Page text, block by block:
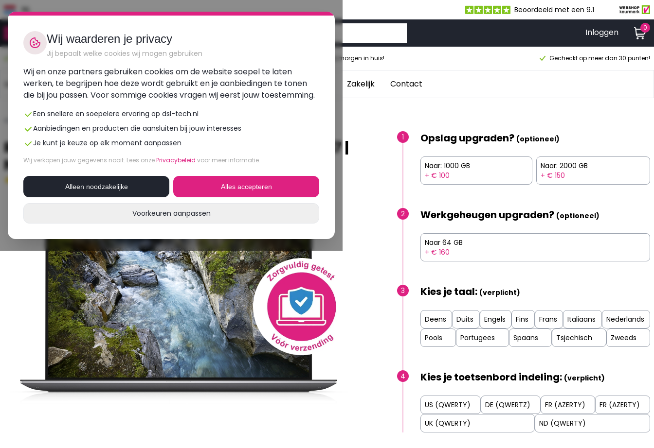
NL Beoordeeld met een 9.1
Inloggen 0
Duurzaam, betaalbaar, refurbished Voor 12:00 besteld, morgen in huis! Gecheckt op meer dan 30 punten!
Laptops Dell laptops HP laptops Lenovo laptops Studenten Zakelijk Contact
Precision 5560
Refurbished DELL Precision 5560 | Intel Core i7 |
NVIDIA T1200
Goed - 32 GB RAM - 512 GB SSD
1 Opslag upgraden? (optioneel)
Naar: 1000 GB
+ € 100
Naar: 2000 GB
+ € 150
2 Werkgeheugen upgraden? (optioneel)
Naar 64 GB
+ € 160
3 Kies je taal: (verplicht)
Deens Duits Engels Fins Frans Italiaans
Nederlands
Pools
Portugees Spaans Tsjechisch Zweeds
4 Kies je toetsenbord indeling: (verplicht)
US (QWERTY) DE (QWERTZ) FR (AZERTY)
FR (AZERTY)
UK (QWERTY)
ND (QWERTY)
Wij waarderen je privacy
Jij bepaalt welke cookies wij mogen gebruiken
Wij en onze partners gebruiken cookies om de website soepel te laten
werken, te begrijpen hoe deze wordt gebruikt en je aanbiedingen te tonen
die bij jou passen. Voor sommige cookies vragen wij eerst jouw toestemming.
Een snellere en soepelere ervaring op dsl-tech.nl
Aanbiedingen en producten die aansluiten bij jouw interesses
Je kunt je keuze op elk moment aanpassen
Wij verkopen jouw gegevens nooit. Lees onzePrivacybeleid voor meer informatie.
Alleen noodzakelijke Alles accepteren
Voorkeuren aanpassen